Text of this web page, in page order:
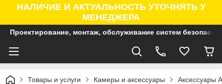
НАЛИЧИЕ И АКТУАЛЬНОСТЬ УТОЧНЯТЬ У
МЕНЕДЖЕРА
Проектирование, монтаж, обслуживание систем
Товары и услуги Камеры и аксессуары Аксессуары